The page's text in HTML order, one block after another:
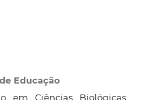
Educação
em Ciências Biológicas